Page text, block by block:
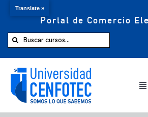
Portal de Comercio
Buscar:
Comprar ahora
Translate »